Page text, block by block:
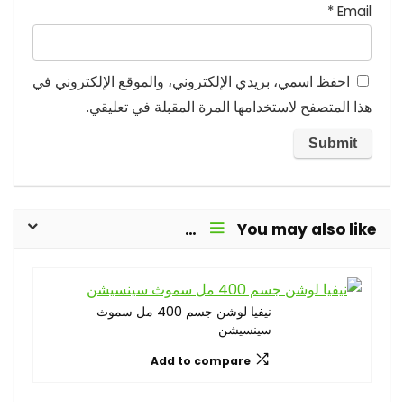
Email
*
احفظ اسمي، بريدي الإلكتروني، والموقع الإلكتروني في
هذا المتصفح لاستخدامها المرة المقبلة في تعليقي.
You may also like…
نيفيا لوشن جسم 400 مل سموث
سينسيشن
Add to compare